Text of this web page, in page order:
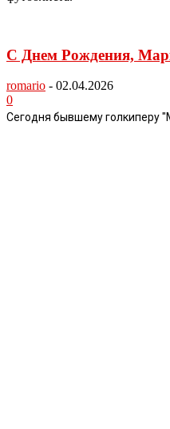
С Днем Рождения,
romario - 02.04.2026
0
Сегодня бывшему голкиперу